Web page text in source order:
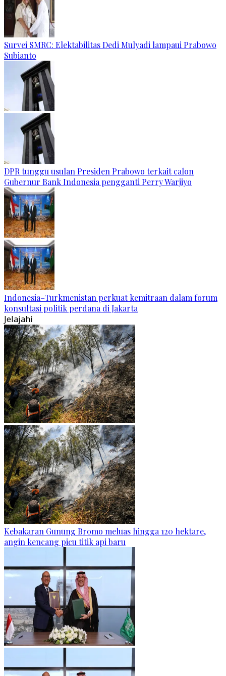
Survei SMRC: Elektabilitas Dedi Mulyadi lampaui Prabowo
Subianto
DPR tunggu usulan Presiden Prabowo terkait calon
Gubernur Bank Indonesia pengganti Perry Warjiyo
Indonesia–Turkmenistan perkuat kemitraan dalam forum
konsultasi politik perdana di Jakarta
Jelajahi
Kebakaran Gunung Bromo meluas hingga 120 hektare,
angin kencang picu titik api baru